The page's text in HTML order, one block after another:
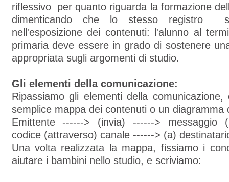
riflessivo per quanto riguarda la formazione
dimenticando che lo stesso registro
nell'esposizione dei contenuti: l'alunno al
primaria deve essere in grado di sostenere
appropriata sugli argomenti di studio.
Gli elementi della comunicazione:
Ripassiamo gli elementi della comunicazione,
semplice mappa dei contenuti o un diagramma
Emittente ------> (invia) ------> messaggio
codice (attraverso) canale ------> (a)
Una volta realizzata la mappa, fissiamo i
aiutare i bambini nello studio, e scriviamo: